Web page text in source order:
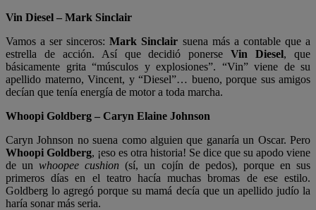
Vin Diesel – Mark Sinclair
Vamos a ser sinceros:Mark Sinclair suena más a contable que a
estrella de acción. Así que decidió ponerseVin Diesel, que
básicamente grita “músculos y explosiones”. “Vin” viene de su
apellido materno, Vincent, y “Diesel”… bueno, porque sus amigos
decían que tenía energía de motor a toda marcha.
Whoopi Goldberg – Caryn Elaine Johnson
Caryn Johnson no suena como alguien que ganaría un Oscar. Pero
Whoopi Goldberg, ¡eso es otra historia! Se dice que su apodo viene
de unwhoopee cushion (sí, un cojín de pedos), porque en sus
primeros días en el teatro hacía muchas bromas de ese estilo.
Goldberg lo agregó porque su mamá decía que un apellido judío la
haría sonar más seria.